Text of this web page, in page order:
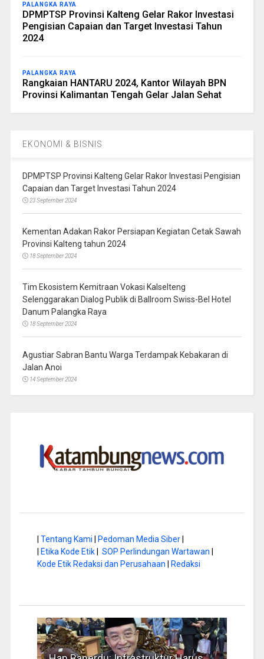
PALANGKA RAYA
DPMPTSP Provinsi Kalteng Gelar Rakor Investasi
Pengisian Capaian dan Target Investasi Tahun
2024
PALANGKA RAYA
Rangkaian HANTARU 2024, Kantor Wilayah BPN
Provinsi Kalimantan Tengah Gelar Jalan Sehat
EKONOMI & BISNIS
DPMPTSP Provinsi Kalteng Gelar Rakor Investasi Pengisian
Capaian dan Target Investasi Tahun 2024
23 September 2024
Kementan Adakan Rakor Persiapan Kegiatan Cetak Sawah
Provinsi Kalteng tahun 2024
18 September 2024
Tim Ekosistem Kemitraan Vokasi Kalselteng
Selenggarakan Dialog Publik di Ballroom Swiss-Bel Hotel
Danum Palangka Raya
18 September 2024
Agustiar Sabran Bantu Warga Terdampak Kebakaran di
Jalan Anoi
14 September 2024
Tentang Kami Pedoman Media Siber|
Etika Kode Etik| SOP Perlindungan Wartawan
Kode Etik Redaksi dan Perusahaan
Redaksi